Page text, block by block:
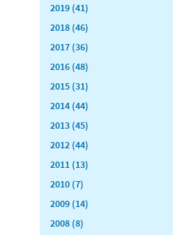
2019 (41)
2018 (46)
2017 (36)
2016 (48)
2015 (31)
2014 (44)
2013 (45)
2012 (44)
2011 (13)
2010 (7)
2009 (14)
2008 (8)